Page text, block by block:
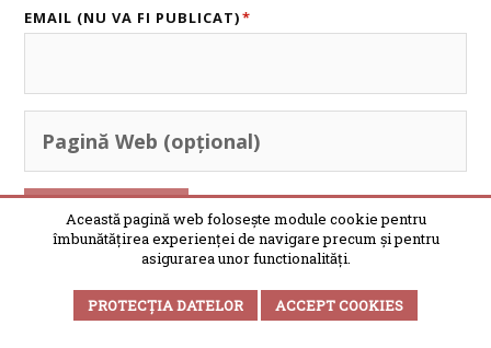
EMAIL (NU VA FI PUBLICAT)*
Această pagină web folosește module cookie pentru
îmbunătățirea experienței de navigare precum și pentru
asigurarea unor functionalități.
PROTECȚIA DATELOR ACCEPT COOKIES